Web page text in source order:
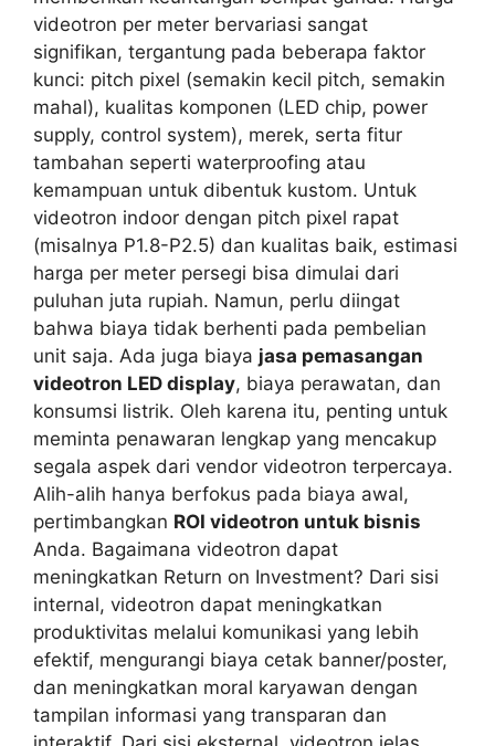
videotron per meter bervariasi sangat
signifikan, tergantung pada beberapa faktor
kunci: pitch pixel (semakin kecil pitch, semakin
mahal), kualitas komponen (LED chip, power
supply, control system), merek, serta fitur
tambahan seperti waterproofing atau
kemampuan untuk dibentuk kustom. Untuk
videotron indoor dengan pitch pixel rapat
(misalnya P1.8-P2.5) dan kualitas baik, estimasi
harga per meter persegi bisa dimulai dari
puluhan juta rupiah. Namun, perlu diingat
bahwa biaya tidak berhenti pada pembelian
unit saja. Ada juga biaya jasa pemasangan
videotron LED display, biaya perawatan, dan
konsumsi listrik. Oleh karena itu, penting untuk
meminta penawaran lengkap yang mencakup
segala aspek dari vendor videotron terpercaya.
Alih-alih hanya berfokus pada biaya awal,
pertimbangkan ROI videotron untuk bisnis
Anda. Bagaimana videotron dapat
meningkatkan Return on Investment? Dari sisi
internal, videotron dapat meningkatkan
produktivitas melalui komunikasi yang lebih
efektif, mengurangi biaya cetak banner/poster,
dan meningkatkan moral karyawan dengan
tampilan informasi yang transparan dan